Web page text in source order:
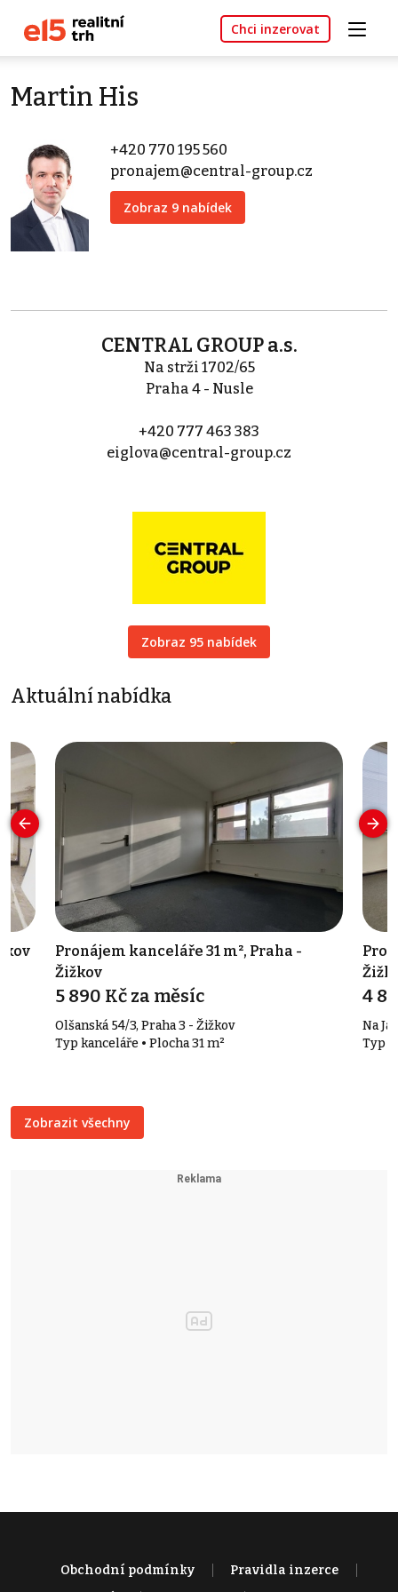
Chci inzerovat
Martin His
+420 770 195 560
pronajem@central-group.cz
Zobraz 9 nabídek
CENTRAL GROUP a.s.
Na strži 1702/65
Praha 4 - Nusle
+420 777 463 383
eiglova@central-group.cz
Zobraz 95 nabídek
Aktuální nabídka
Pronájem kanceláře 31 m², Praha -
Žižkov
5 890 Kč za měsíc
Olšanská 54/3, Praha 3 - Žižkov
Typ kanceláře • Plocha 31 m²
4
Na
Typ
Zobrazit všechny
Obchodní podmínky
Pravidla inzerce